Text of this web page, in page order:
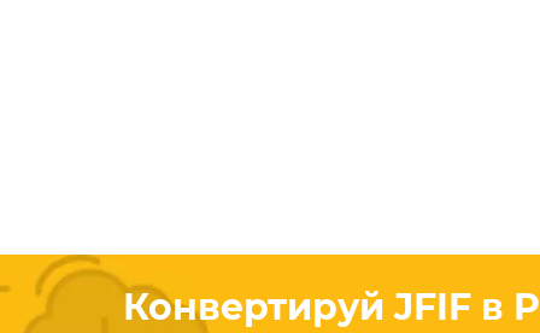
Конвертируй JFIF в